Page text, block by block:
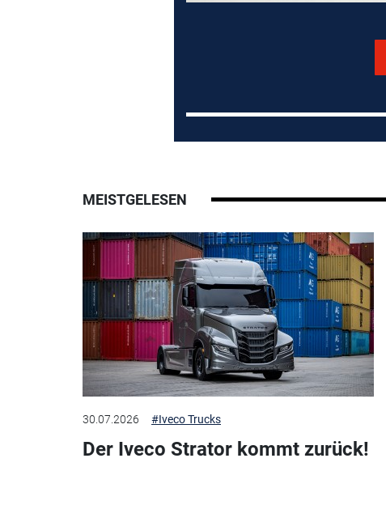
MEISTGELESEN
30.07.2026 #Iveco Trucks
Der Iveco Strator kommt zurück!